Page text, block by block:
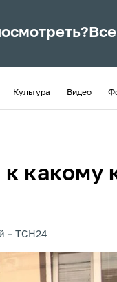
Культура Видео
какому
ТСН24